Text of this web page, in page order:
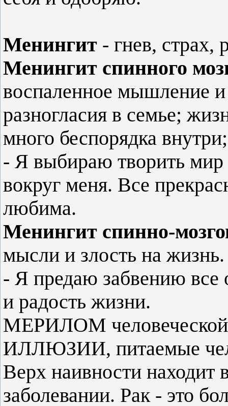
Менингит - гнев, страх,
Менингит спинного
воспаленное мышление
разногласия в семье;
много беспорядка
- Я выбираю творить мир
вокруг меня. Все
любима.
Менингит спинно-
мысли и злость на жизнь.
- Я предаю забвению
и радость жизни.
МЕРИЛОМ
ИЛЛЮЗИИ, питаемые
Верх наивности находит
заболевании. Рак - это